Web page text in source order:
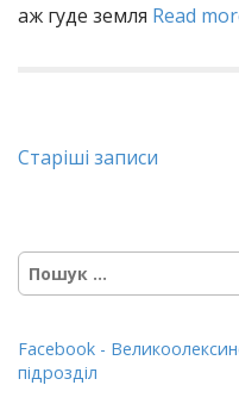
аж гуде земля Read
Навігація
Старіші записи
Пошук:
Facebook -
підрозділ